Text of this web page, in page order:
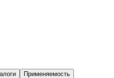
Применяемость